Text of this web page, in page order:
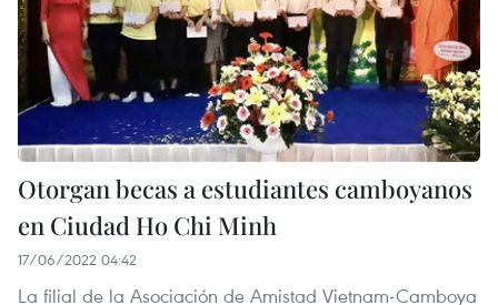
Otorgan becas a estudiantes camboyanos
en Ciudad Ho Chi Minh
17/06/2022 04:42
La filial de la Asociación de Amistad Vietnam-Camboya